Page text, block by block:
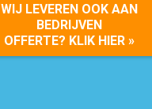
WIJ LEVEREN OOK AAN
BEDRIJVEN
OFFERTE? KLIK HIER »